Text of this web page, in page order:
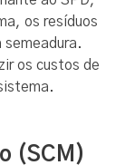
os resíduos
os custos de
(SCM)